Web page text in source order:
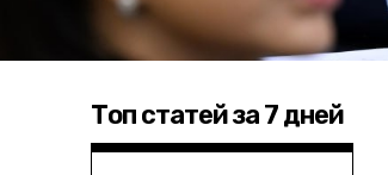
Топ статей за 7 дней